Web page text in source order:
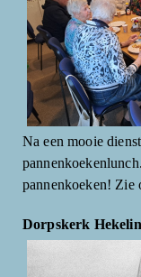
Na een mooie
pannenkoeken! Zie
Dorpskerk